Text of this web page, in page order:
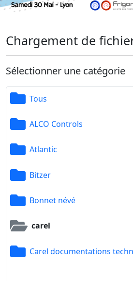
Chargement de
Sélectionner une catégorie
Tous
ALCO Controls
Atlantic
Bitzer
Bonnet névé
carel
Carel documentations